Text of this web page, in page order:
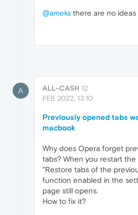
@ameks there are no ideas
A ALL-CASH 12
FEB 2022, 13:10
Previously opened tabs
macbook
Why does Opera forget
tabs? When you restart the
"Restore tabs of the
function enabled in the
page still opens.
How to fix it?